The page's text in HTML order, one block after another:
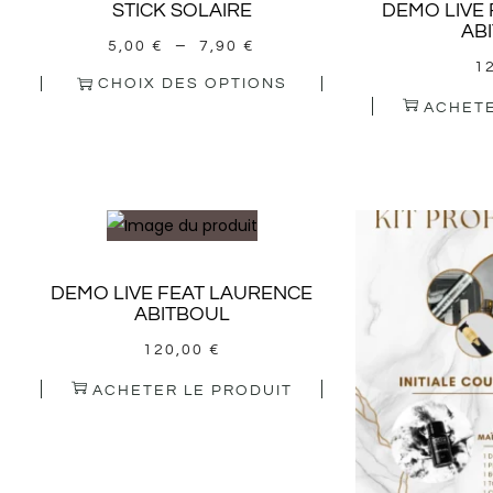
STICK SOLAIRE
5,00€ – 7,90€
CHOIX DES OPTIONS
DEMO LIVE
DEMO LIVE FEAT LAURENCE
ABITBOUL
120,00 €
ACHETER LE PRODUIT